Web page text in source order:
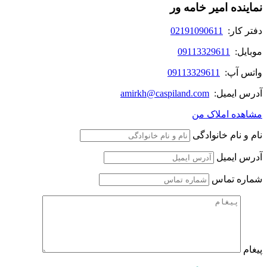
نماینده امیر خامه ور
دفتر کار: 02191090611
موبایل: 09113329611
واتس آپ: 09113329611
آدرس ایمیل: amirkh@caspiland.com
مشاهده املاک من
نام و نام خانوادگی
آدرس ایمیل
شماره تماس
پیغام